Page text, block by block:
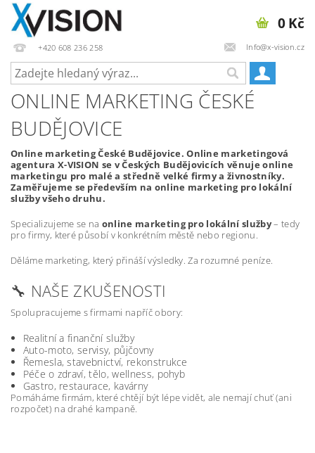
+420 608 236 258 Info@x-vision.cz
0 Kč
ONLINE MARKETING ČESKÉ
BUDĚJOVICE
Online marketing České Budějovice. Online marketingová
agentura X-VISION se v Českých Budějovicích věnuje online
marketingu pro malé a středně velké firmy a živnostníky.
Zaměřujeme se především na online marketing pro lokální
služby všeho druhu.
Specializujeme se na online marketing pro lokální služby– tedy
pro firmy, které působí v konkrétním městě nebo regionu.
Děláme marketing, který přináší výsledky. Za rozumné peníze.
🔧 NAŠE ZKUŠENOSTI
Spolupracujeme s firmami napříč obory:
Realitní a finanční služby
Auto-moto, servisy, půjčovny
Řemesla, stavebnictví, rekonstrukce
Péče o zdraví, tělo, wellness, pohyb
Gastro, restaurace, kavárny
Pomáháme firmám, které chtějí být lépe vidět, ale nemají chuť (ani
rozpočet) na drahé kampaně.